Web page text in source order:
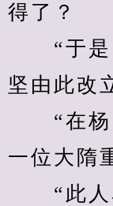
得了？
“于是
坚由此改
“在杨
一位大隋
“此人